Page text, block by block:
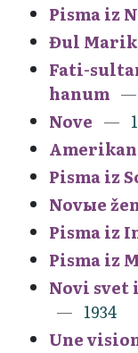
Pisma iz
Đul
Fati-
hanum
Nove
Pisma iz
Novыe
Pisma iz
Pisma iz
Novi
1934
Une